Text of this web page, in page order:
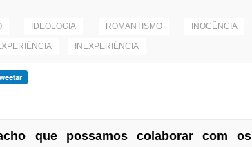
IDEOLOGIA ROMANTISMO INOCÊNCIA
INEXPERIÊNCIA
que possamos colaborar com os